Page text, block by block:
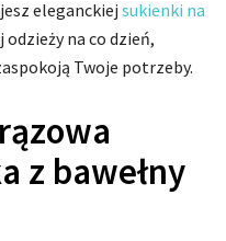
eleganckiej sukienki na
na co dzień,
Twoje potrzeby.
z bawełny